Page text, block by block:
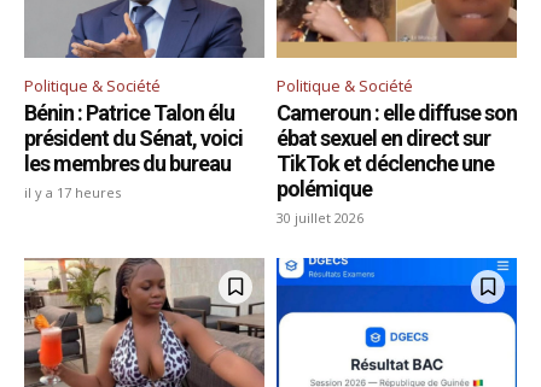
Politique & Société
Bénin : Patrice Talon élu
président du Sénat, voici
les membres du bureau
il y a 17 heures
Politique & Société
Cameroun : elle diffuse son
ébat sexuel en direct sur
TikTok et déclenche une
polémique
30 juillet 2026